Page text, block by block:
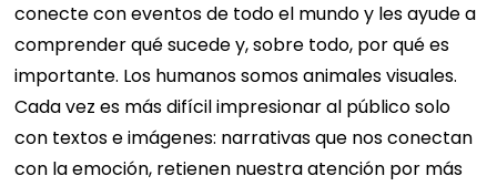
conecte con eventos de todo el mundo y les ayude a
comprender qué sucede y, sobre todo, por qué es
importante. Los humanos somos animales visuales.
Cada vez es más difícil impresionar al público solo
con textos e imágenes: narrativas que nos conectan
con la emoción, retienen nuestra atención por más